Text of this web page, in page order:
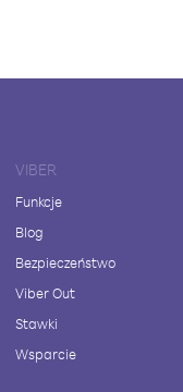
VIBER
Funkcje
Blog
Bezpieczeństwo
Viber Out
Stawki
Wsparcie